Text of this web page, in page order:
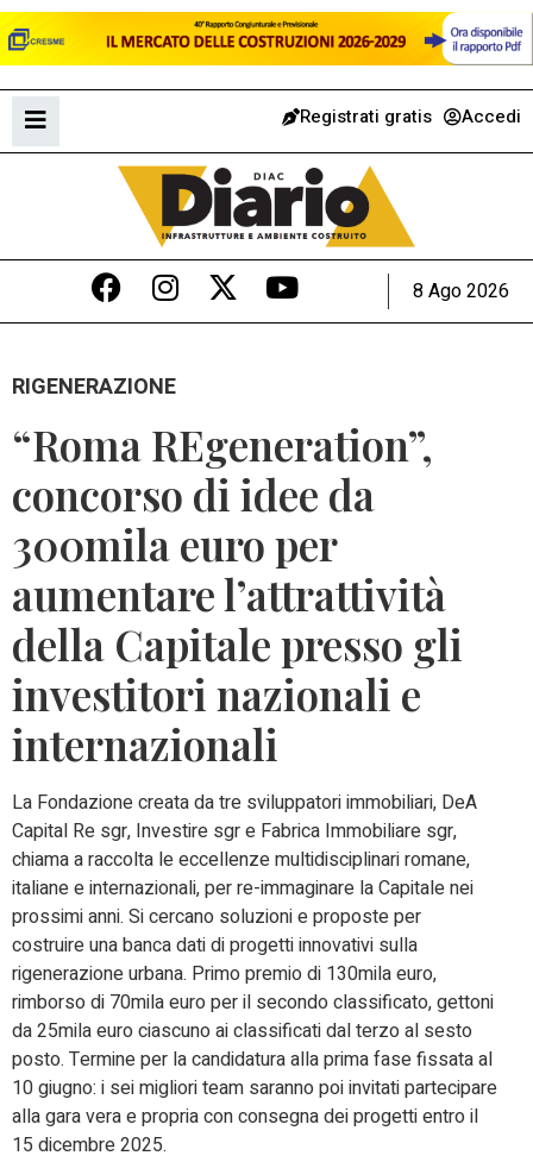
Registrati gratis Accedi
8 Ago 2026
RIGENERAZIONE
“Roma REgeneration”,
concorso di idee da
300mila euro per
aumentare l’attrattività
della Capitale presso gli
investitori nazionali e
internazionali
La Fondazione creata da tre sviluppatori immobiliari, DeA
Capital Re sgr, Investire sgr e Fabrica Immobiliare sgr,
chiama a raccolta le eccellenze multidisciplinari romane,
italiane e internazionali, per re-immaginare la Capitale nei
prossimi anni. Si cercano soluzioni e proposte per
costruire una banca dati di progetti innovativi sulla
rigenerazione urbana. Primo premio di 130mila euro,
rimborso di 70mila euro per il secondo classificato, gettoni
da 25mila euro ciascuno ai classificati dal terzo al sesto
posto. Termine per la candidatura alla prima fase fissata al
10 giugno: i sei migliori team saranno poi invitati partecipare
alla gara vera e propria con consegna dei progetti entro il
15 dicembre 2025.